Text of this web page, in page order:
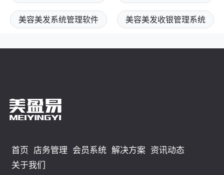
美容美发系统管理软件 美容美发收银管理系统
首页 店务管理 会员系统 解决方案 资讯动态
关于我们